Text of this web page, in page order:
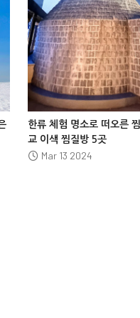
 

한류 체험 명소로 떠오른
교 이색 찜질방 5곳
Mar 13 2024
